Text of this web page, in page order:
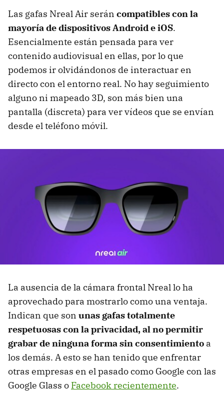
Las gafas Nreal Air serán compatibles con la
mayoría de dispositivos Android e iOS.
Esencialmente están pensada para ver
contenido audiovisual en ellas, por lo que
podemos ir olvidándonos de interactuar en
directo con el entorno real. No hay seguimiento
alguno ni mapeado 3D, son más bien una
pantalla (discreta) para ver vídeos que se envían
desde el teléfono móvil.
La ausencia de la cámara frontal Nreal lo ha
aprovechado para mostrarlo como una ventaja.
Indican que son unas gafas totalmente
respetuosas con la privacidad, al no permitir
grabar de ninguna forma sin consentimiento a
los demás. A esto se han tenido que enfrentar
otras empresas en el pasado como Google con las
Google Glass o Facebook recientemente.